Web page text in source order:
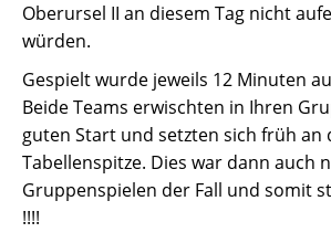
Oberursel II an diesem Tag nicht
würden.
Gespielt wurde jeweils 12 Minuten
Beide Teams erwischten in Ihren
guten Start und setzten sich früh an
Tabellenspitze. Dies war dann auch
Gruppenspielen der Fall und somit
!!!!